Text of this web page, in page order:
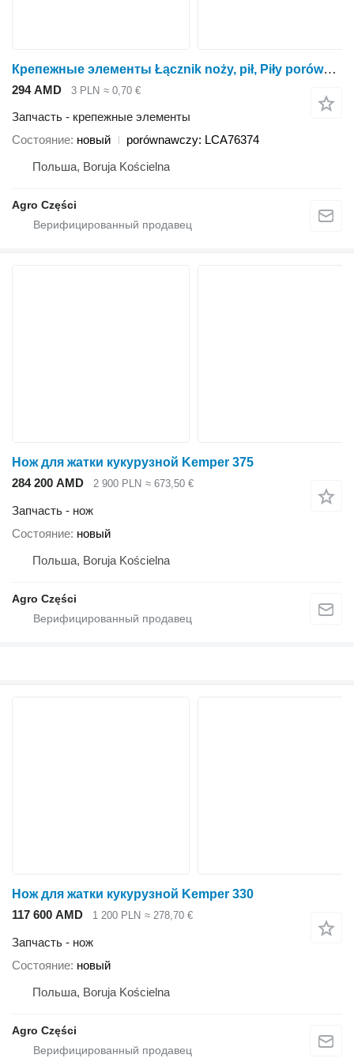
Крепежные элементы Łącznik noży, pił, Piły porównawczy: для жатки кукурузной Kemper Plus 345, 360, 375, 390, M6008
294 AMD 3 PLN ≈ 0,70 €
Запчасть - крепежные элементы
Состояние новый
porównawczy: LCA76374
Польша, Boruja Kościelna
Agro Części
Нож для жатки кукурузной Kemper 375
284 200 AMD
2 900 PLN ≈ 673,50 €
Запчасть - нож
Состояние новый
Польша, Boruja Kościelna
Agro Części
Нож для жатки кукурузной Kemper 330
117 600 AMD
1 200 PLN ≈ 278,70 €
Запчасть - нож
Состояние новый
Польша, Boruja Kościelna
Agro Części